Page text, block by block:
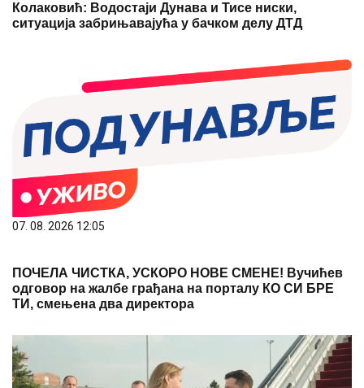
Колаковић: Водостаји Дунава и Тисе ниски,
ситуација забрињавајућа у бачком делу ДТД
07. 08. 2026 12:05
ПОЧЕЛА ЧИСТКА, УСКОРО НОВЕ СМЕНЕ! Вучићев
одговор на жалбе грађана на порталу КО СИ БРЕ
ТИ, смењена два директора